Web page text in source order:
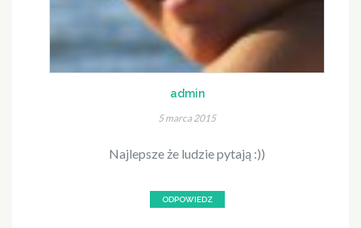
admin
5 marca 2015
Najlepsze że ludzie pytają :))
ODPOWIEDZ